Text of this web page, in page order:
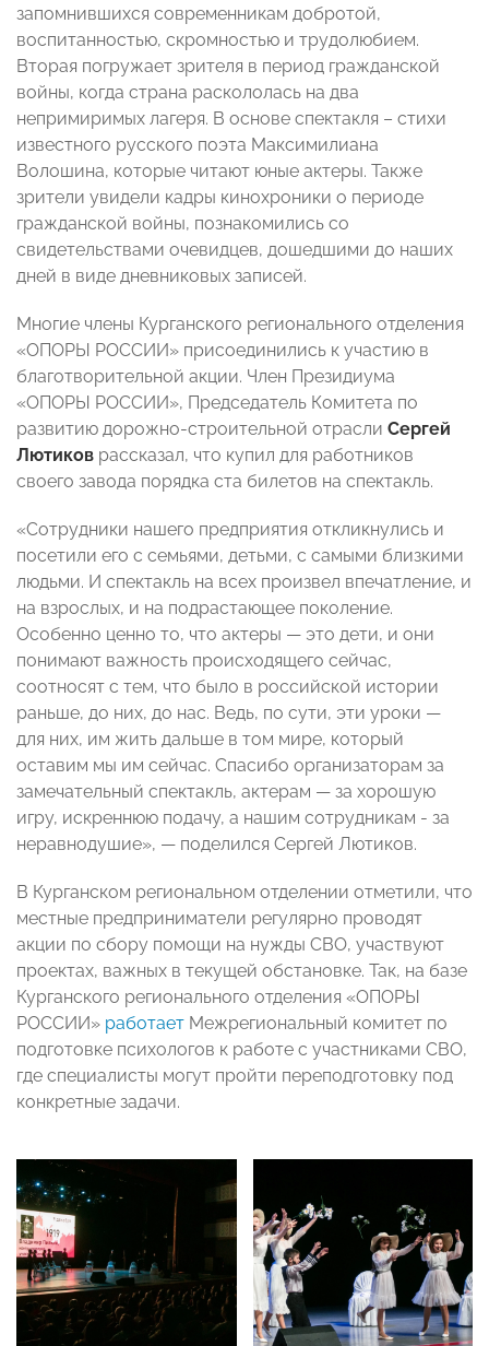
запомнившихся современникам добротой,
воспитанностью, скромностью и трудолюбием.
Вторая погружает зрителя в период гражданской
войны, когда страна раскололась на два
непримиримых лагеря. В основе спектакля – стихи
известного русского поэта Максимилиана
Волошина, которые читают юные актеры. Также
зрители увидели кадры кинохроники о периоде
гражданской войны, познакомились со
свидетельствами очевидцев, дошедшими до наших
дней в виде дневниковых записей.
Многие члены Курганского регионального отделения
«ОПОРЫ РОССИИ» присоединились к участию в
благотворительной акции. Член Президиума
«ОПОРЫ РОССИИ», Председатель Комитета по
развитию дорожно-строительной отрасли Сергей
Лютиков рассказал, что купил для работников
своего завода порядка ста билетов на спектакль.
«Сотрудники нашего предприятия откликнулись и
посетили его с семьями, детьми, с самыми близкими
людьми. И спектакль на всех произвел впечатление, и
на взрослых, и на подрастающее поколение.
Особенно ценно то, что актеры — это дети, и они
понимают важность происходящего сейчас,
соотносят с тем, что было в российской истории
раньше, до них, до нас. Ведь, по сути, эти уроки —
для них, им жить дальше в том мире, который
оставим мы им сейчас. Спасибо организаторам за
замечательный спектакль, актерам — за хорошую
игру, искреннюю подачу, а нашим сотрудникам - за
неравнодушие», — поделился Сергей Лютиков.
В Курганском региональном отделении отметили, что
местные предприниматели регулярно проводят
акции по сбору помощи на нужды СВО, участвуют
проектах, важных в текущей обстановке. Так, на базе
Курганского регионального отделения «ОПОРЫ
РОССИИ» работает Межрегиональный комитет по
подготовке психологов к работе с участниками СВО,
где специалисты могут пройти переподготовку под
конкретные задачи.